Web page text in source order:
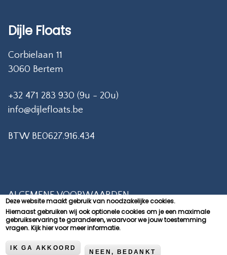
Dijle Floats
Corbielaan 11
3060 Bertem
+32 471 283 930 (9u - 20u)
info@dijlefloats.be
BTW BE0627.916.434
ALGEMENE VOORWAARDEN
PRIVACY POLICY
CONTACT
COOKIEVERKLARING
Deze website maakt gebruik van noodzakelijke cookies.
Hiernaast gebruiken wij ook optionele cookies om je een maximale
gebruikservaring te garanderen, waarvoor we jouw toestemming
vragen.Kijk hier voor meer informatie.
IK GA AKKOORD
NEEN, BEDANKT